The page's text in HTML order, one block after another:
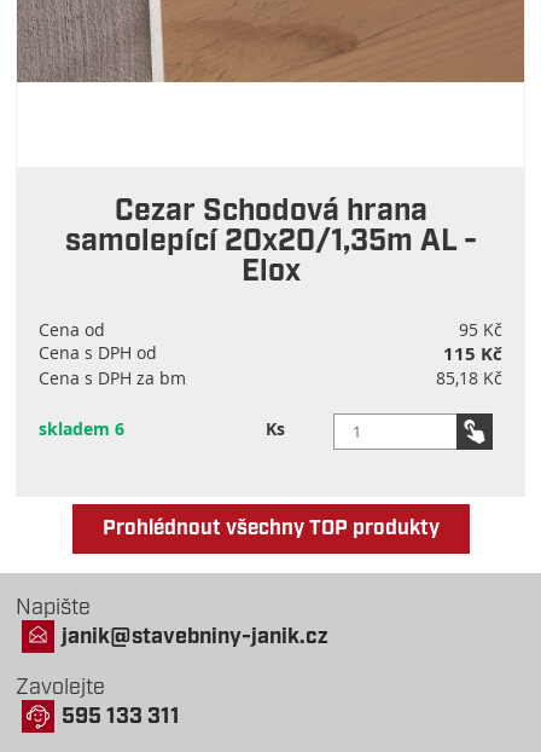
Cezar Schodová hrana
samolepící 20x20/1,35m AL -
Elox
Cena od
95 Kč
Cena s DPH od
115 Kč
Cena s DPH za bm 85,18 Kč
skladem 6 Ks
Prohlédnout všechny TOP produkty
Napište
janik@stavebniny-janik.cz
Zavolejte
595 133 311